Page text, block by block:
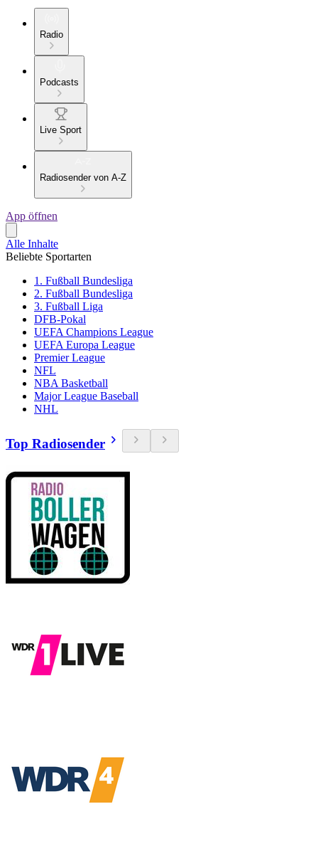
Radio
Podcasts
Live Sport
Radiosender von A-Z
App öffnen
Alle Inhalte
Beliebte Sportarten
1. Fußball Bundesliga
2. Fußball Bundesliga
3. Fußball Liga
DFB-Pokal
UEFA Champions League
UEFA Europa League
Premier League
NFL
NBA Basketball
Major League Baseball
NHL
Top Radiosender